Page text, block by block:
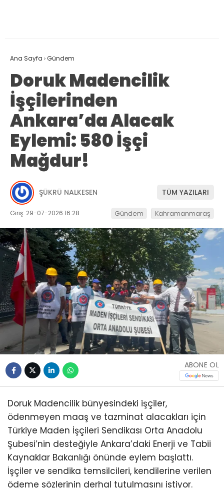
Ana Sayfa ›Gündem
Doruk Madencilik
İşçilerinden
Ankara’da Alacak
Eylemi: 580 İşçi
Mağdur!
ŞÜKRÜ NALKESEN TÜM YAZILARI
Giriş: 29-07-2026 16:28 Gündem Kahramanmaraş
ABONE OL
Doruk Madencilik bünyesindeki işçiler,
ödenmeyen maaş ve tazminat alacakları için
Türkiye Maden İşçileri Sendikası Orta Anadolu
Şubesi’nin desteğiyle Ankara’daki Enerji ve Tabii
Kaynaklar Bakanlığı önünde eylem başlattı.
İşçiler ve sendika temsilcileri, kendilerine verilen
ödeme sözlerinin derhal tutulmasını istiyor.